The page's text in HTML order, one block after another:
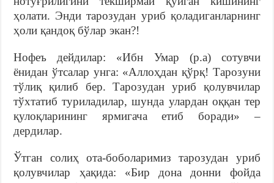
ҳолати. Энди тарозудан уриб қоладиганларнинг
ҳоли қандоқ бўлар экан?!
Нофеъ дейдилар: «Ибн Умар (р.а) сотувчи
ёнидан ўтсалар унга: «Аллоҳдан қўрқ! Тарозуни
тўлиқ қилиб бер. Тарозудан уриб қолувчилар
тўхтатиб туриладилар, шунда улардан оққан тер
қулоқларининг ярмигача етиб боради» –
дердилар.
Ўтган солиҳ ота-боболаримиз тарозудан уриб
қолувчилар ҳақида: «Бир дона донни фойда